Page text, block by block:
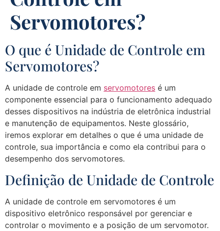
Servomotores?
O que é Unidade de Controle em
Servomotores?
A unidade de controle em servomotores é um
componente essencial para o funcionamento adequado
desses dispositivos na indústria de eletrônica industrial
e manutenção de equipamentos. Neste glossário,
iremos explorar em detalhes o que é uma unidade de
controle, sua importância e como ela contribui para o
desempenho dos servomotores.
Definição de Unidade de Controle
A unidade de controle em servomotores é um
dispositivo eletrônico responsável por gerenciar e
controlar o movimento e a posição de um servomotor.